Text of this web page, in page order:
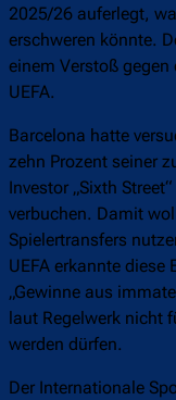
2025/26 auferlegt,
erschweren könnte.
einem Verstoß gegen
UEFA.
Barcelona hatte
zehn Prozent seiner
Investor „Sixth
verbuchen. Damit
Spielertransfers
UEFA erkannte
„Gewinne aus
laut Regelwerk nicht
werden dürfen.
Der Internationale